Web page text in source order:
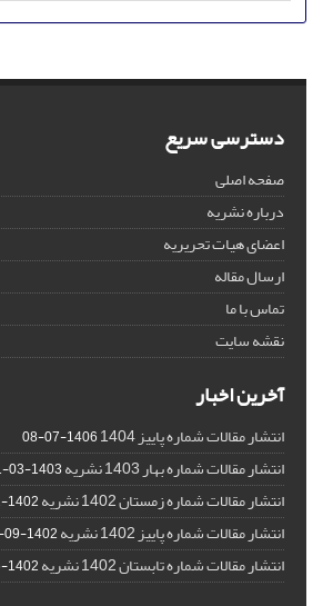
دسترسی سریع
صفحه اصلی
درباره نشریه
اعضای هیات تحریریه
ارسال مقاله
تماس با ما
نقشه سایت
آخرین اخبار
انتشار مقالات شماره پاییز 1404 1406-07-08
انتشار مقالات شماره بهار 1403 نشریه 1403-03-31
انتشار مقالات شماره زمستان 1402 نشریه 1402-12-25
انتشار مقالات شماره پاییز 1402 نشریه 1402-09-30
انتشار مقالات شماره تابستان 1402 نشریه 1402-06-30